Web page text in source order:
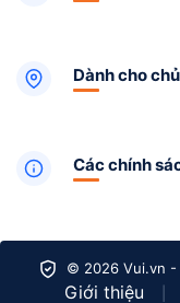
Dành cho
Các chính
© 2026 Vui.vn -
Giới thiệu